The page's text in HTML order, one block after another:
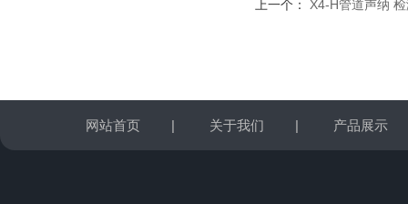
上一个： X4-H管道声纳
网站首页 | 关于我们 | 产品展示